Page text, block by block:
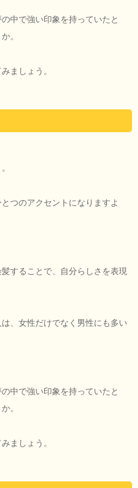
中で強い印象を持っていたと
。
ましょう。
つのアクセントになりますよ
することで、自分らしさを表現
、女性だけでなく男性にも多い
中で強い印象を持っていたと
。
ましょう。